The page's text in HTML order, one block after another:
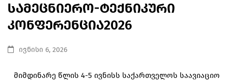
სამეცნიერო-ტექნიკური
კონფერენცია2026
ივნისი 6, 2026
მიმდინარე წლის 4-5 ივნისს საქართველოს საავიაციო